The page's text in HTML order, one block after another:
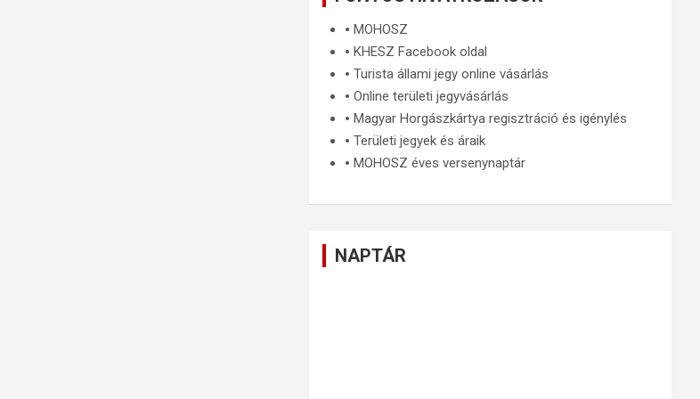
🞄MOHOSZ
🞄KHESZ Facebook oldal
🞄Turista állami jegy online vásárlás
🞄Online területi jegyvásárlás
🞄Magyar Horgászkártya regisztráció és igénylés
🞄Területi jegyek és áraik
🞄MOHOSZ éves versenynaptár
NAPTÁR